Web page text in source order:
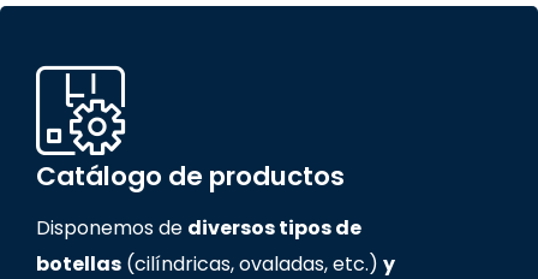
Catálogo de productos
Disponemos de diversos tipos de
botellas (cilíndricas, ovaladas, etc.) y